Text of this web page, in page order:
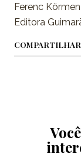
Ferenc
Editora